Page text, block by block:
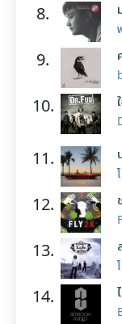
8.
9.
10.
11.
12.
13.
14.